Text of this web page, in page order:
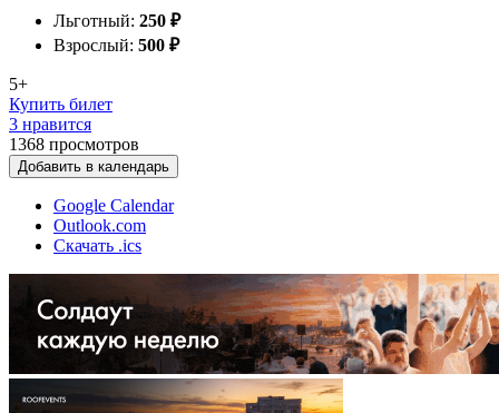
Льготный: 250 ₽
Взрослый: 500 ₽
5+
Купить билет
3 нравится
1368 просмотров
Добавить в календарь
Google Calendar
Outlook.com
Скачать .ics